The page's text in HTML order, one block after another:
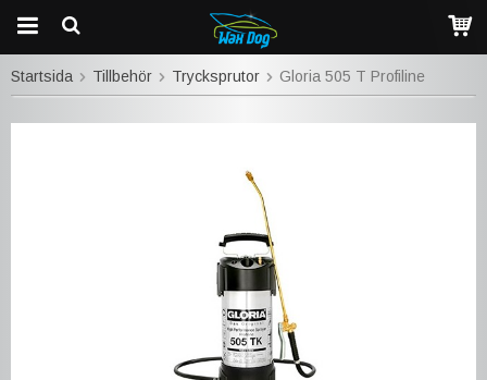
Startsida Tillbehör Trycksprutor Gloria 505 T Profiline